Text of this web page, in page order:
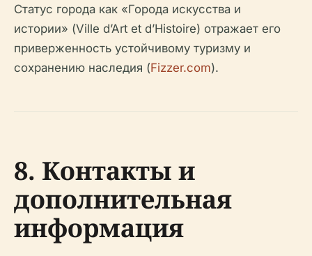
Статус города как «Города искусства и
истории» (Ville d’Art et d’Histoire) отражает его
приверженность устойчивому туризму и
сохранению наследия (Fizzer.com).
8. Контакты и
дополнительная
информация